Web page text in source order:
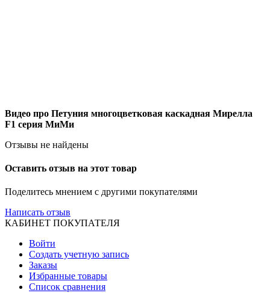
Видео про Петуния многоцветковая каскадная Мирелла
F1 серия МиМи
Отзывы не найдены
Оставить отзыв на этот товар
Поделитесь мнением с другими покупателями
Написать отзыв
КАБИНЕТ ПОКУПАТЕЛЯ
Войти
Создать учетную запись
Заказы
Избранные товары
Список сравнения